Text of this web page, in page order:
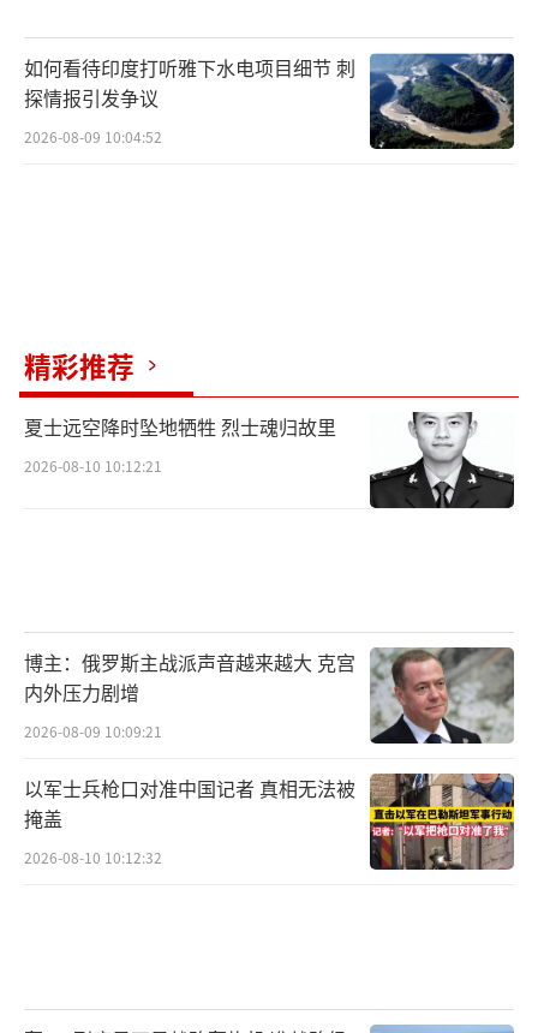
如何看待印度打听雅下水电项目细节 刺
探情报引发争议
2026-08-09 10:04:52
精彩推荐
夏士远空降时坠地牺牲 烈士魂归故里
2026-08-10 10:12:21
博主：俄罗斯主战派声音越来越大 克宫
内外压力剧增
2026-08-09 10:09:21
以军士兵枪口对准中国记者 真相无法被
掩盖
2026-08-10 10:12:32